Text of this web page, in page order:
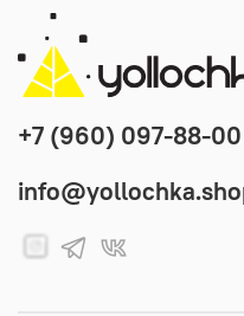
+7 (960) 097-88-00